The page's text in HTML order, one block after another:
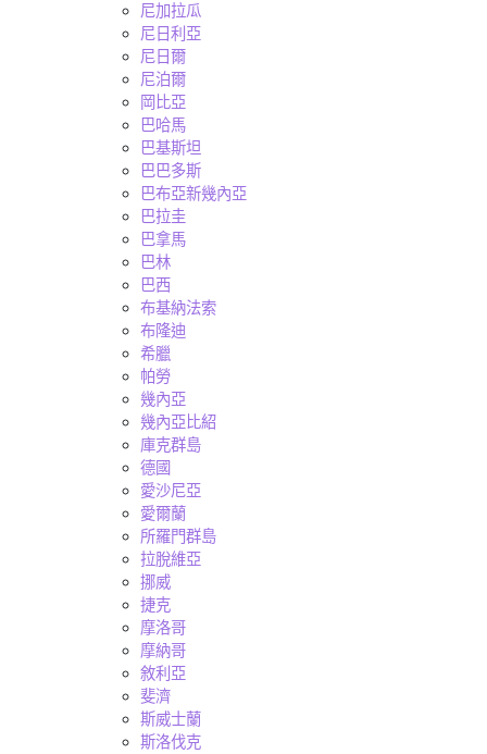
尼加拉瓜
尼日利亞
尼日爾
尼泊爾
岡比亞
巴哈馬
巴基斯坦
巴巴多斯
巴布亞新幾內亞
巴拉圭
巴拿馬
巴林
巴西
布基納法索
布隆迪
希臘
帕勞
幾內亞
幾內亞比紹
庫克群島
德國
愛沙尼亞
愛爾蘭
所羅門群島
拉脫維亞
挪威
捷克
摩洛哥
摩納哥
敘利亞
斐濟
斯威士蘭
斯洛伐克